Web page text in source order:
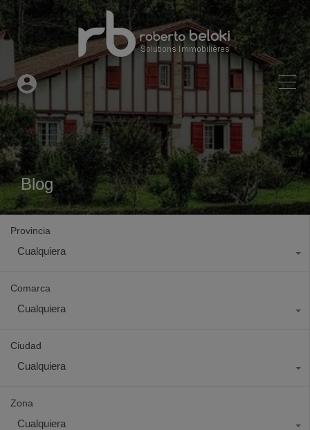
Blog
Provincia
Cualquiera
Comarca
Cualquiera
Ciudad
Cualquiera
Zona
Cualquiera